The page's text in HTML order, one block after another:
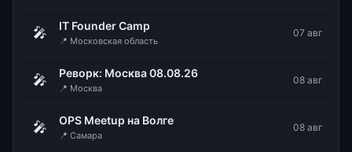
🎤 IT Founder Camp
📍 Московская область
07 авг
🎤 Реворк: Москва 08.08.26
📍 Москва
08 авг
🎤 OPS Meetup на Волге
📍 Самара
08 авг